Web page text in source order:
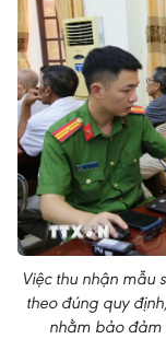
Việc thu nhận mẫu
theo đúng quy
nhằm bảo đảm